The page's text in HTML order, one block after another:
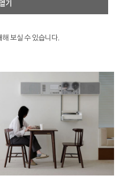
기
보실 수 있습니다.